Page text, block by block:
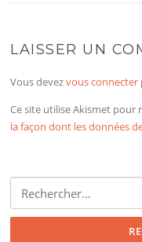
LAISSER UN
Vous devezvous connecter
Ce site utilise Akismet pour
la façon dont les données